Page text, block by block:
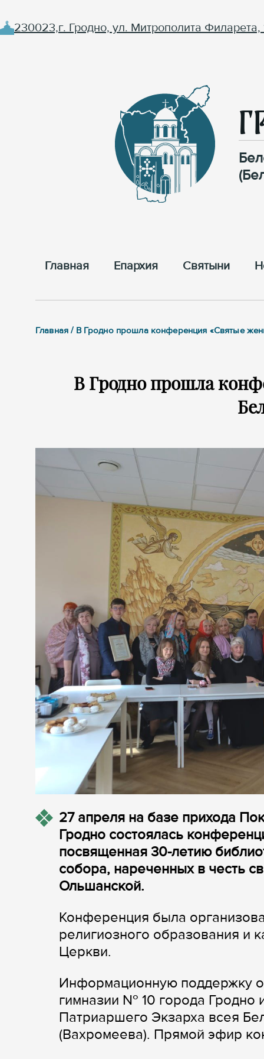
230023,г. Гродно, ул. Митрополита Филарета,
Главная Епархия Cвятыни
Главная / В Гродно прошла конференция «Святые
В Гродно прошла
27 апреля на базе прихода
Гродно состоялась
посвященная 30-летию
собора, нареченных в честь
Ольшанской.
Конференция была
религиозного образования и
Церкви.
Информационную поддержку
гимназии № 10 города Гродно
Патриаршего Экзарха всея
(Вахромеева). Прямой эфир